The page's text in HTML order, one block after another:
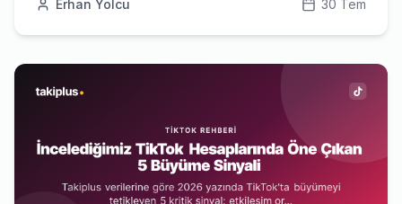
Erhan Yolcu 30 Tem